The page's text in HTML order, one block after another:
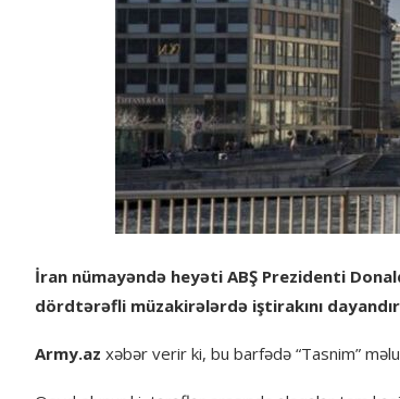
İran nümayəndə heyəti ABŞ Prezidenti
dördtərəfli müzakirələrdə iştirakını
Army.az xəbər verir ki, bu barfədə “Tasnim”